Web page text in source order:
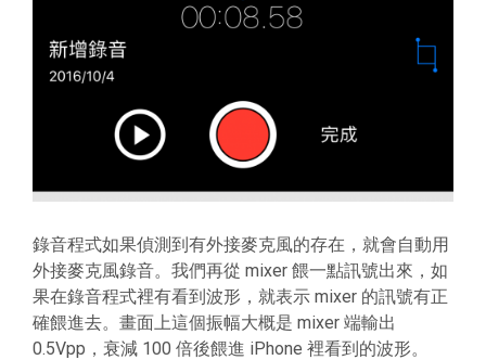
錄音程式如果偵測到有外接麥克風的存在，就會自動用
外接麥克風錄音。我們再從 mixer 餵一點訊號出來，如
果在錄音程式裡有看到波形，就表示 mixer 的訊號有正
確餵進去。畫面上這個振幅大概是 mixer 端輸出
0.5Vpp，衰減 100 倍後餵進 iPhone 裡看到的波形。